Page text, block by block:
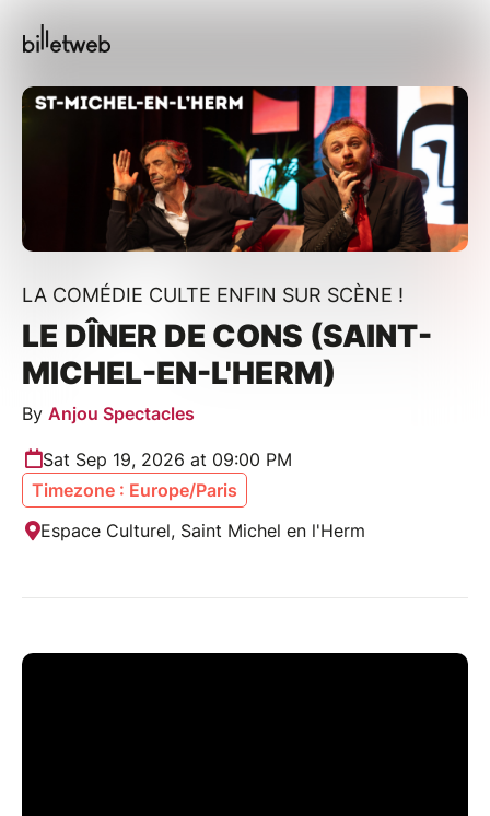
LA COMÉDIE CULTE ENFIN SUR SCÈNE !
LE DÎNER DE CONS (SAINT-
MICHEL-EN-L'HERM)
By Anjou Spectacles
Sat Sep 19, 2026 at 09:00 PM
Timezone : Europe/Paris
Espace Culturel, Saint Michel en l'Herm